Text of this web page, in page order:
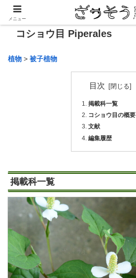
コショウ目 Piperales
植物 > 被子植物
目次
掲載科一覧
コショウ目の概要
文献
編集履歴
掲載科一覧
メニュー